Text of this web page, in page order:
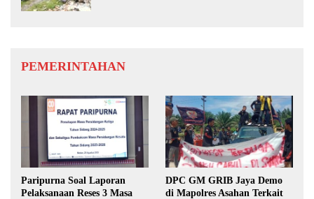
PEMERINTAHAN
Paripurna Soal Laporan
Pelaksanaan Reses 3 Masa
DPC GM GRIB Jaya Demo
di Mapolres Asahan Terkait